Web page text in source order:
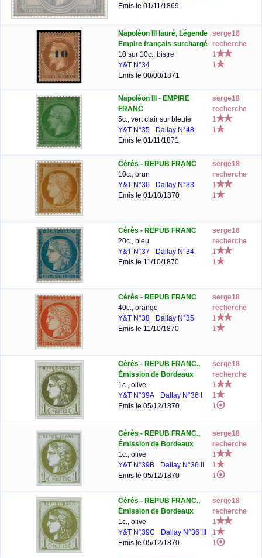
Emis le 01/11/1869
Napoléon III lauré, Légende
Empire français surchargé
10 sur 10c., bistre
Y&T N°34
Emis le 00/00/1871
serge18
recherche
1
1
Napoléon III - EMPIRE
FRANC
5c., vert clair sur bleuté
Y&T N°35
Dallay N°48
Emis le 01/11/1871
serge18
recherche
1
1
Cérès - REPUB FRANC
10c., brun
Y&T N°36
Dallay N°33
Emis le 01/10/1870
serge18
recherche
1
1
Cérès - REPUB FRANC
20c., bleu
Y&T N°37
Dallay N°34
Emis le 11/10/1870
serge18
recherche
1
1
Cérès - REPUB FRANC
40c., orange
Y&T N°38
Dallay N°35
Emis le 11/10/1870
serge18
recherche
1
1
Cérès - REPUB FRANC.,
Émission de Bordeaux
1c., olive
Y&T N°39A
Dallay N°36 I
Emis le 05/12/1870
serge18
recherche
1
1
1
Cérès - REPUB FRANC.,
Émission de Bordeaux
1c., olive
Y&T N°39B
Dallay N°36 II
Emis le 05/12/1870
serge18
recherche
1
1
1
Cérès - REPUB FRANC.,
Émission de Bordeaux
1c., olive
Y&T N°39C
Dallay N°36 III
Emis le 05/12/1870
serge18
recherche
1
1
1